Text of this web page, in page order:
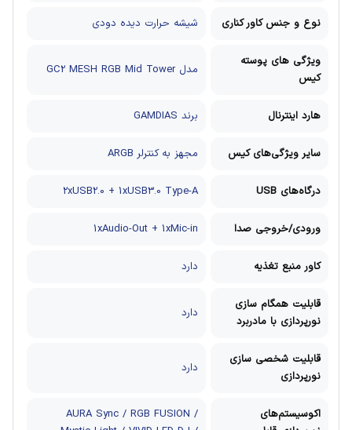
نوع و جنس کاور کناری شیشه حرارت دیده دودی
ویژگی های پوسته
کیس
مدل GC2 MESH RGB Mid Tower
هارد اینترنال برند GAMDIAS
سایر ویژگی‌های کیس مجهز به کنترلر ARGB
درگاه‌های USB 2xUSB2.0 + 1xUSB3.0 Type-A
ورودی/خروجی صدا 1xAudio-Out + 1xMic-in
کاور منبع تغذیه دارد
قابلیت همگام سازی
نورپردازی با مادربرد
دارد
قابلیت شخصی سازی
نورپردازی
دارد
اکوسیستم‌های
AURA Sync / RGB FUSION /